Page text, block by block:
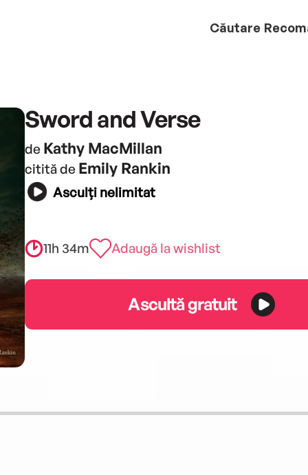
Căutare
Sword and Verse
de Kathy MacMillan
citită de Emily Rankin
Asculți nelimitat
11h 34m Adaugă la wishlist
Ascultă gratuit